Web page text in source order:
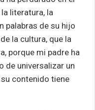
literatura, la
palabras de su hijo
la cultura, que la
porque mi padre ha
de universalizar un
contenido tiene